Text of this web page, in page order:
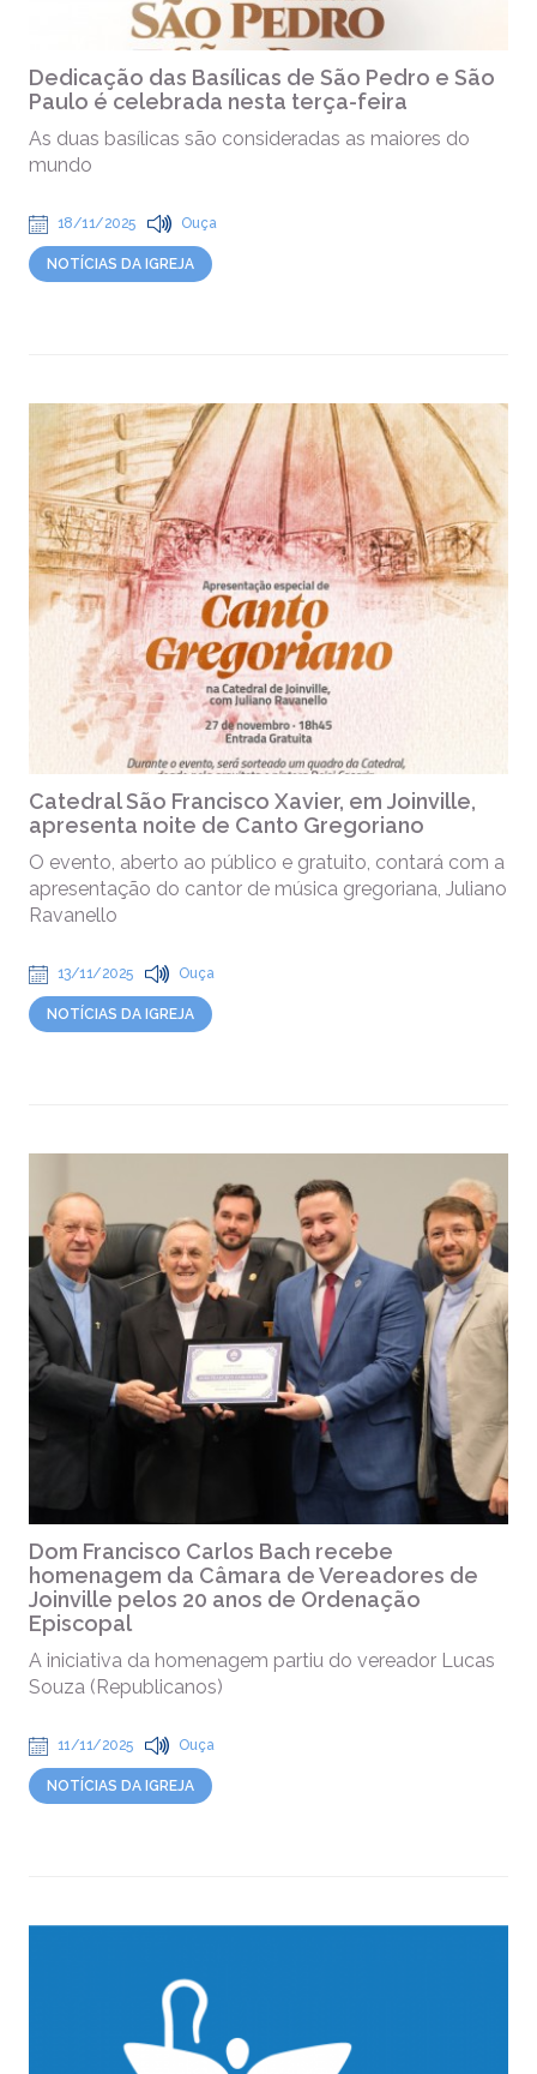
Dedicação das Basílicas de São Pedro e São
Paulo é celebrada nesta terça-feira
As duas basílicas são consideradas as maiores do
mundo
18/11/2025 Ouça
NOTÍCIAS DA IGREJA
Catedral São Francisco Xavier, em Joinville,
apresenta noite de Canto Gregoriano
O evento, aberto ao público e gratuito, contará com a
apresentação do cantor de música gregoriana, Juliano
Ravanello
13/11/2025 Ouça
NOTÍCIAS DA IGREJA
Dom Francisco Carlos Bach recebe
homenagem da Câmara de Vereadores de
Joinville pelos 20 anos de Ordenação
Episcopal
A iniciativa da homenagem partiu do vereador Lucas
Souza (Republicanos)
11/11/2025 Ouça
NOTÍCIAS DA IGREJA